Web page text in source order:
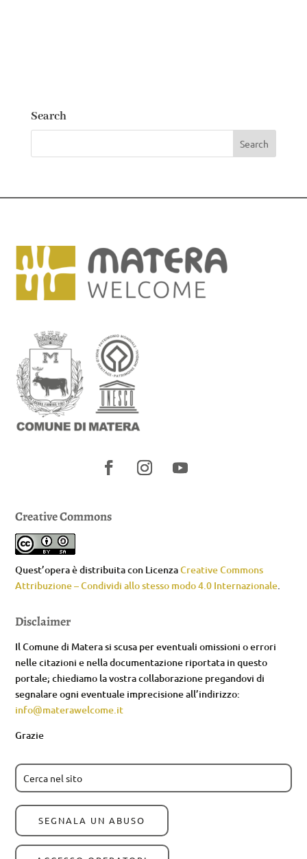
Search
Creative Commons
Quest’opera è distribuita con LicenzaCreative Commons
Attribuzione – Condividi allo stesso modo 4.0 Internazionale.
Disclaimer
Il Comune di Matera si scusa per eventuali omissioni o errori
nelle citazioni e nella documentazione riportata in questo
portale; chiediamo la vostra collaborazione pregandovi di
segnalare ogni eventuale imprecisione all’indirizzo:
info@materawelcome.it
Grazie
SEGNALA UN ABUSO